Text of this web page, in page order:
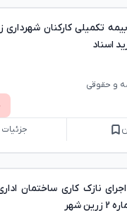
تکمیلی کارکنان
اسناد
و حقوقی
نازک کاری ساختمان
شهر